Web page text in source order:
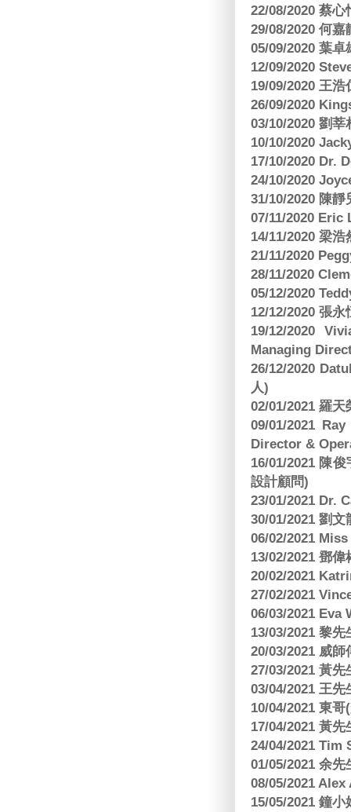
22/08/2020 蔡
29/08/2020 何
05/09/2020 葉
12/09/2020
19/09/2020 王
26/09/2020
03/10/2020 劉
10/10/2020
17/10/2020 Dr.
24/10/2020
31/10/2020 陳
07/11/2020 Eric
14/11/2020 梁
21/11/2020
28/11/2020
05/12/2020
12/12/2020 張
19/12/2020
Managing
26/12/2020
人)
02/01/2021 羅
09/01/2021
Director &
16/01/2021 陳
設計顧問)
23/01/2021 Dr.
30/01/2021 劉
06/02/2021
13/02/2021 鄧
20/02/2021
27/02/2021
06/03/2021 Eva
13/03/2021 黎
20/03/2021 威
27/03/2021 黃
03/04/2021 王
10/04/2021 東
17/04/2021 黃
24/04/2021 Tim
01/05/2021 余
08/05/2021
15/05/2021 鐘